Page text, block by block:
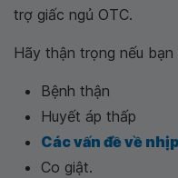
trợ giấc ngủ OTC.
Hãy thận trọng nếu bạn
Bệnh thận
Huyết áp thấp
Các vấn đề về
Co giật.